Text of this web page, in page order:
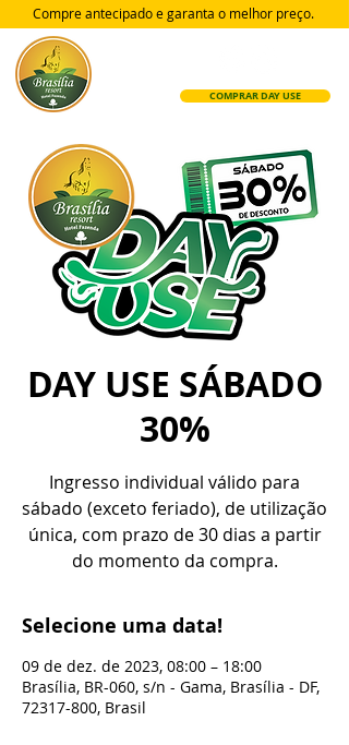
COMPRAR DAY USE
Compre antecipado e garanta o melhor preço.
DAY USE SÁBADO
30%
Ingresso individual válido para
sábado (exceto feriado), de utilização
única, com prazo de 30 dias a partir
do momento da compra.
Selecione uma data!
09 de dez. de 2023, 08:00 – 18:00
Brasília, BR-060, s/n - Gama, Brasília - DF,
72317-800, Brasil